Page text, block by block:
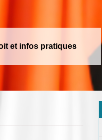
et infos pratiques